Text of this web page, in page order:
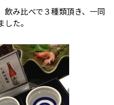
み比べで３種類頂き、一同
た。